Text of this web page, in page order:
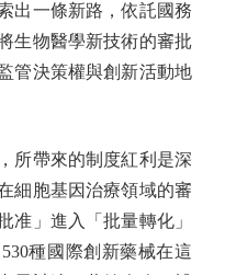
出一條新路，依託國務
生物醫學新技術的審批
管決策權與創新活動地
帶來的制度紅利是深
細胞基因治療領域的審
准」進入「批量轉化」
種國際創新藥械在這